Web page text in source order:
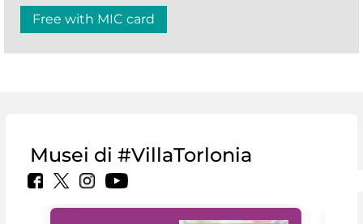
Free with MIC card
Musei di #VillaTorlonia